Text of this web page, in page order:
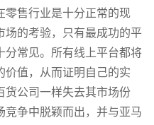
零售行业是十分正常的现
场的考验，只有最成功的平
分常见。所有线上平台都将
价值，从而证明自己的实
货公司一样失去其市场份
竞争中脱颖而出，并与亚马